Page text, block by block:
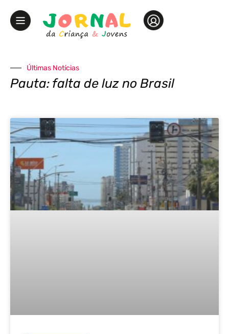
Últimas Notícias
Pauta: falta de luz no Brasil